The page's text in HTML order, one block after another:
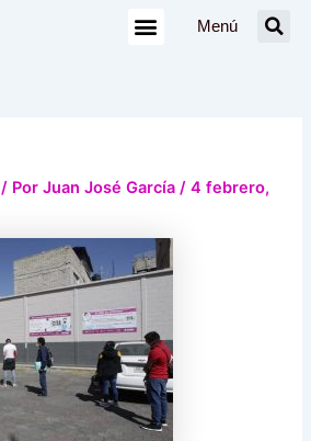
Menú
/ PorJuan José García/4 febrero,